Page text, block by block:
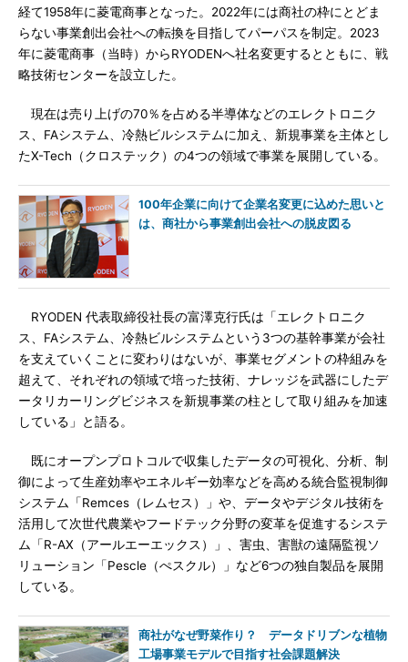
経て1958年に菱電商事となった。2022年には商社の枠にとどま
らない事業創出会社への転換を目指してパーパスを制定。2023
年に菱電商事（当時）からRYODENへ社名変更するとともに、戦
略技術センターを設立した。
現在は売り上げの70％を占める半導体などのエレクトロニク
ス、FAシステム、冷熱ビルシステムに加え、新規事業を主体とし
たX-Tech（クロステック）の4つの領域で事業を展開している。
100年企業に向けて企業名変更に込めた思いと
は、商社から事業創出会社への脱皮図る
RYODEN 代表取締役社長の富澤克行氏は「エレクトロニク
ス、FAシステム、冷熱ビルシステムという3つの基幹事業が会社
を支えていくことに変わりはないが、事業セグメントの枠組みを
超えて、それぞれの領域で培った技術、ナレッジを武器にしたデ
ータリカーリングビジネスを新規事業の柱として取り組みを加速
している」と語る。
既にオープンプロトコルで収集したデータの可視化、分析、制
御によって生産効率やエネルギー効率などを高める統合監視制御
システム「Remces（レムセス）」や、データやデジタル技術を
活用して次世代農業やフードテック分野の変革を促進するシステ
ム「R-AX（アールエーエックス）」、害虫、害獣の遠隔監視ソ
リューション「Pescle（ぺスクル）」など6つの独自製品を展開
している。
商社がなぜ野菜作り？ データドリブンな植物
工場事業モデルで目指す社会課題解決